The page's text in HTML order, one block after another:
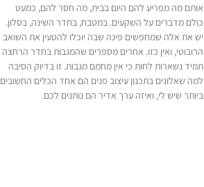
אותם מה מפריע להם היום בבית, מה חסר להם, כמעט
כולם מדברים על השקעים. במטבח, בחדר השינה, בסלון.
יש את אלה שמחפשים פינה שבה יוכלו להטעין את השואב
הרובוטי, ואין כזו. אחרים מספרים שהמגבות בחדר הרחצה
תמיד נשארות לחות כי אין מחמם מגבות. זו בדיוק הסיבה
למה שאלונים בתכנון עיצוב פנים הם אחד הכלים החשובים
ביותר שיש לי, ואיזה ערך אדיר הם נותנים לכם.